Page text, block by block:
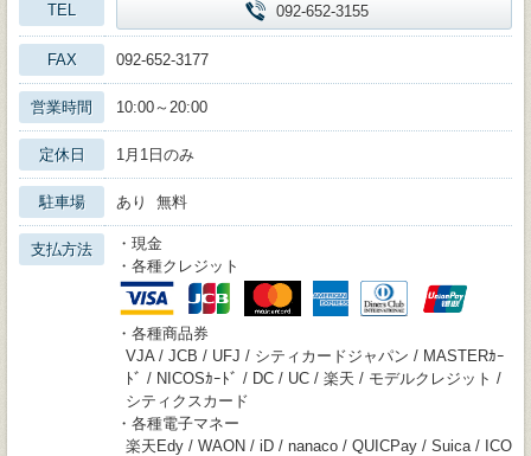
TEL 092-652-3155
FAX 092-652-3177
営業時間 10:00～20:00
定休日 1月1日のみ
駐車場 あり 無料
支払方法
・現金
・各種クレジット
・各種商品券
VJA / JCB / UFJ / シティカードジャパン / MASTERｶｰ
ﾄﾞ / NICOSｶｰﾄﾞ / DC / UC / 楽天 / モデルクレジット /
シティクスカード
・各種電子マネー
楽天Edy / WAON / iD / nanaco / QUICPay / Suica / ICO